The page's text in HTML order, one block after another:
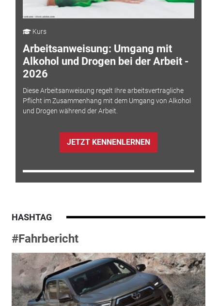
Kurs
Arbeitsanweisung: Umgang mit
Alkohol und Drogen bei der Arbeit -
2026
Diese Arbeitsanweisung regelt Ihre arbeitsvertragliche
Pflicht im Zusammenhang mit dem Umgang von Alkohol
und Drogen während der Arbeit.
JETZT KENNENLERNEN
HASHTAG
#Fahrbericht